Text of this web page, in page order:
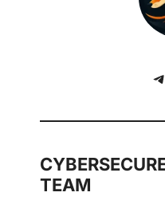
TEAM